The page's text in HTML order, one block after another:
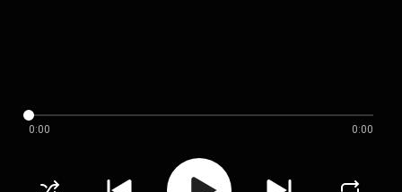
0:00 0:00